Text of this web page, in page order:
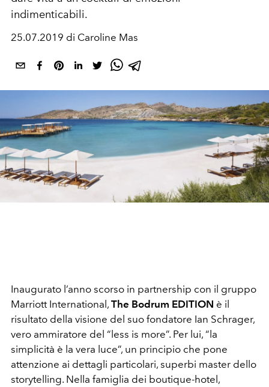
indimenticabili.
25.07.2019 di Caroline Mas
Inaugurato l’anno scorso in partnership con il gruppo
Marriott International, The Bodrum EDITION è il
risultato della visione del suo fondatore Ian Schrager,
vero ammiratore del “less is more”. Per lui, “la
simplicità è la vera luce”, un principio che pone
attenzione ai dettagli particolari, superbi master dello
storytelling. Nella famiglia dei boutique-hotel,